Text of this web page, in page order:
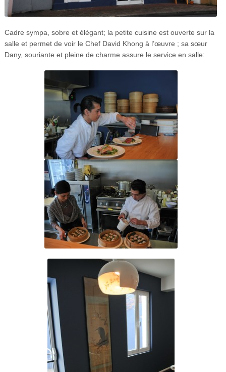
Cadre sympa, sobre et élégant; la petite cuisine est ouverte sur la
salle et permet de voir le Chef David Khong à l’œuvre ; sa sœur
Dany, souriante et pleine de charme assure le service en salle: